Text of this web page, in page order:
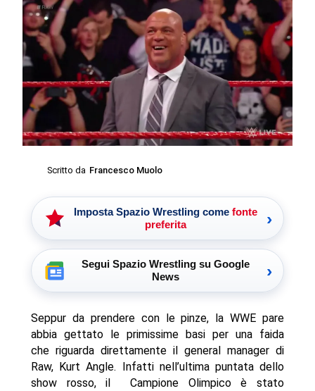
Scritto da Francesco Muolo
Imposta Spazio Wrestling come fonte
preferita
›
Segui Spazio Wrestling su Google
News
›
Seppur da prendere con le pinze, la WWE pare
abbia gettato le primissime basi per una faida
che riguarda direttamente il general manager di
Raw, Kurt Angle. Infatti nell’ultima puntata dello
show rosso, il Campione Olimpico è stato